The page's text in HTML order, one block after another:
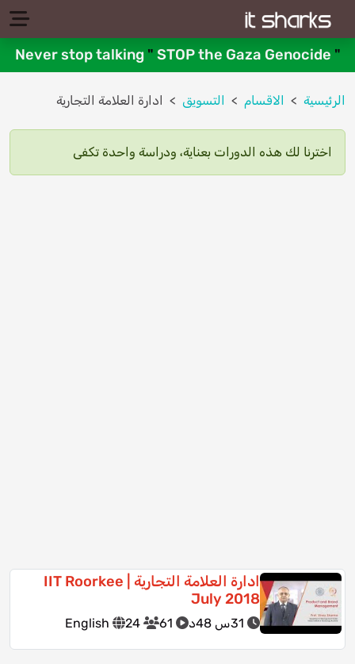
Never stop talking " STOP the Gaza Genocide "
الرئيسية الاقسام التسويق ادارة العلامة التجارية
اخترنا لك هذه الدورات بعناية، ودراسة واحدة تكفى
ادارة العلامة التجارية | IIT Roorkee
July 2018
31س 48د 61
24
English